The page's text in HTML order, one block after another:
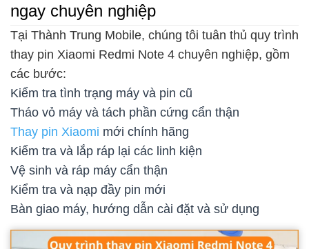
ngay chuyên nghiệp
Tại Thành Trung Mobile, chúng tôi tuân thủ quy trình
thay pin Xiaomi Redmi Note 4 chuyên nghiệp, gồm
các bước:
Kiểm tra tình trạng máy và pin cũ
Tháo vỏ máy và tách phần cứng cẩn thận
Thay pin Xiaomi mới chính hãng
Kiểm tra và lắp ráp lại các linh kiện
Vệ sinh và ráp máy cẩn thận
Kiểm tra và nạp đầy pin mới
Bàn giao máy, hướng dẫn cài đặt và sử dụng